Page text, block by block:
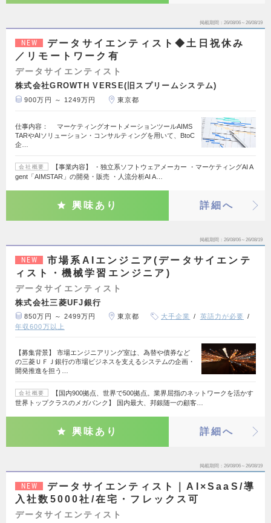
掲載期間 26/08/06～26/08/19
NEW
データサイエンティスト◆土日祝休み
／リモートワーク有
データサイエンティスト
株式会社GROWTH VERSE(旧スプリームシステム)
900万円 ～ 1249万円 東京都
仕事内容： マーケティングオートメーションツールAIMS
TARやAIソリューション・コンサルティングを用いて、BtoC
企…
会社概要
【事業内容】 ・独立系ソフトウェアメーカー ・マーケティングAI A
gent「AIMSTAR」の開発・販売 ・人流分析AI A…
興味あり 詳細へ
掲載期間 26/08/06～26/08/19
NEW
市場系AIエンジニア(データサイエンテ
ィスト・機械学習エンジニア)
データサイエンティスト
株式会社三菱UFJ銀行
850万円 ～ 2499万円 東京都 大手企業
英語力が必要
年収600万以上
【募集背景】 市場エンジニアリング室は、為替や債券など
の三菱ＵＦＪ銀行の市場ビジネスを支えるシステムの企画・
開発推進を担う…
会社概要
【国内900拠点、世界で500拠点。業界屈指のネットワークを活かす
世界トップクラスのメガバンク】 国内最大、邦銀随一の顧客…
興味あり 詳細へ
掲載期間 26/08/06～26/08/19
NEW
データサイエンティスト｜AI×SaaS/導
入社数5000社/在宅・フレックス可
データサイエンティスト